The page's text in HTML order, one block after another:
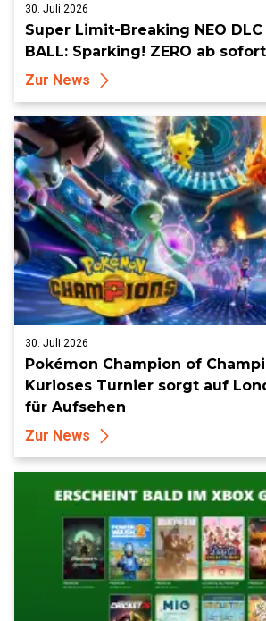
30. Juli 2026
Super Limit-Breaking NEO DLC
BALL: Sparking! ZERO ab
Zur News
30. Juli 2026
Pokémon Champion of
Kurioses Turnier sorgt auf
für Aufsehen
Zur News